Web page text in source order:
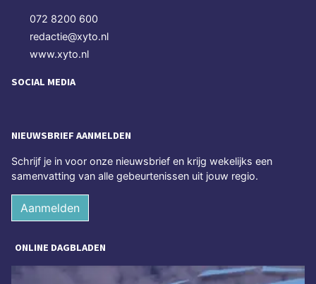
072 8200 600
redactie@xyto.nl
www.xyto.nl
SOCIAL MEDIA
NIEUWSBRIEF AANMELDEN
Schrijf je in voor onze nieuwsbrief en krijg wekelijks een
samenvatting van alle gebeurtenissen uit jouw regio.
Aanmelden
ONLINE DAGBLADEN